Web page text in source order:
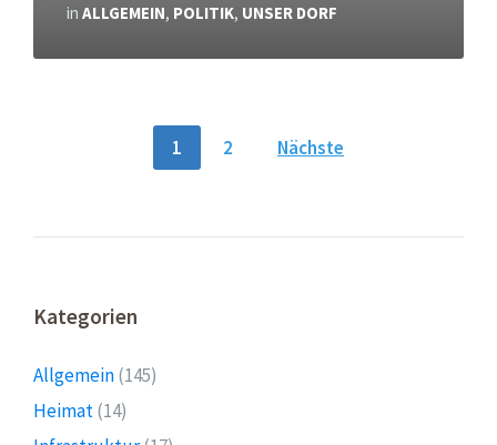
in ALLGEMEIN, POLITIK, UNSER DORF
Seitennummerierung
Beiträge
1 2 Nächste
Kategorien
Allgemein(145)
Heimat(14)